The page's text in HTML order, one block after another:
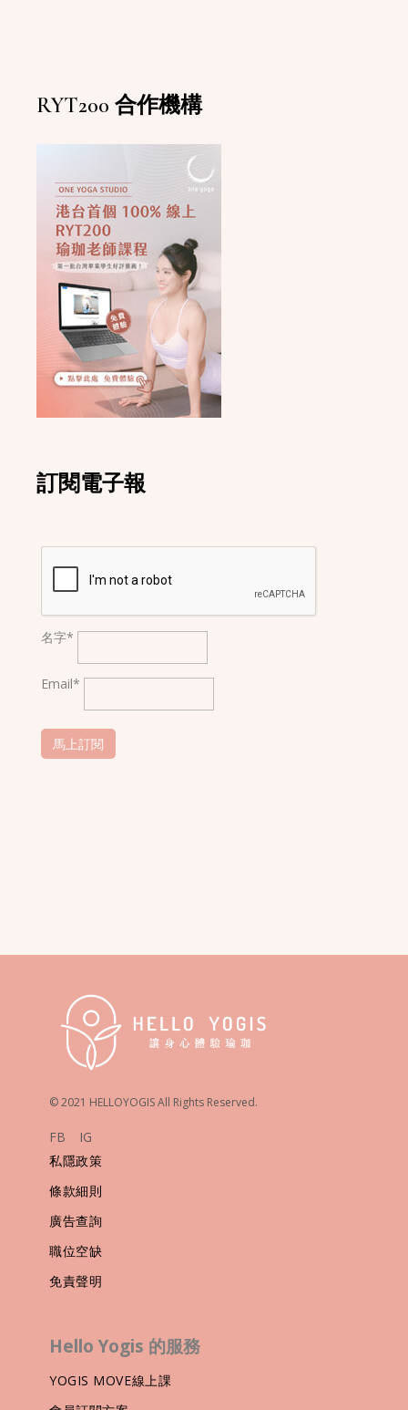
RYT200 合作機構
訂閱電子報
名字*
Email*
© 2021 HELLOYOGIS All Rights Reserved.
FB
IG
私隱政策
條款細則
廣告查詢
職位空缺
免責聲明
Hello Yogis 的服務
YOGIS MOVE線上課